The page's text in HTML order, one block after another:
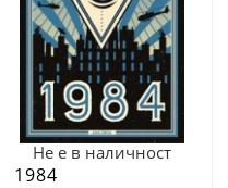
Не е в наличност
1984